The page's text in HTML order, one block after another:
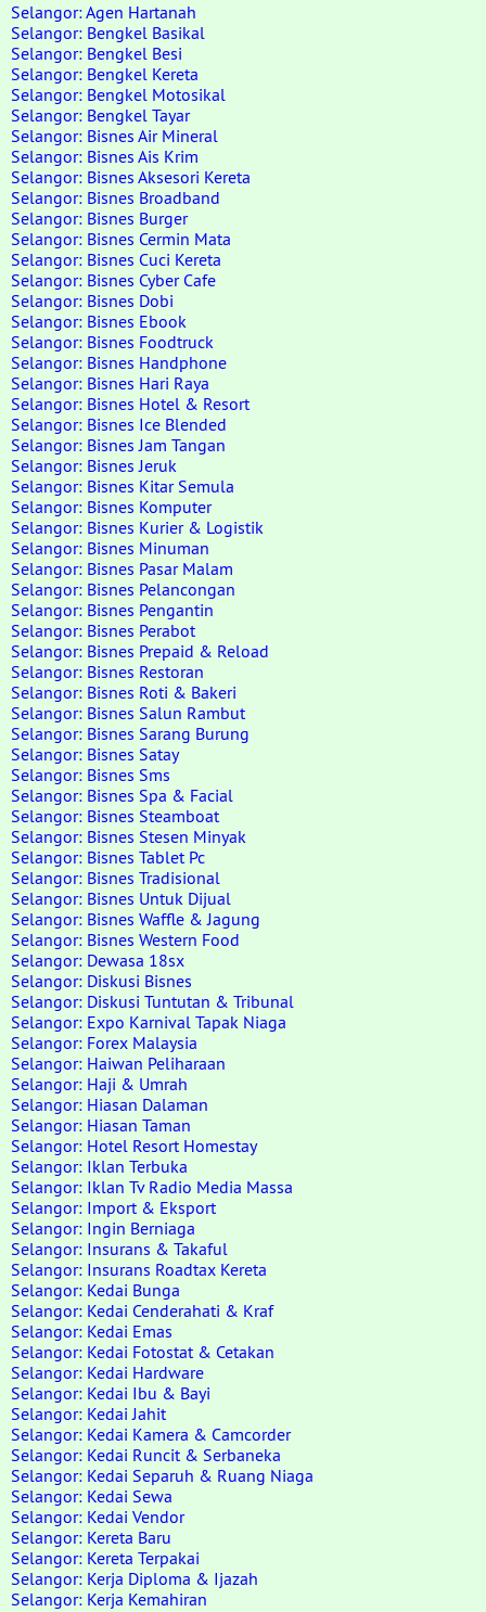
Selangor: Agen Hartanah
Selangor: Bengkel Basikal
Selangor: Bengkel Besi
Selangor: Bengkel Kereta
Selangor: Bengkel Motosikal
Selangor: Bengkel Tayar
Selangor: Bisnes Air Mineral
Selangor: Bisnes Ais Krim
Selangor: Bisnes Aksesori Kereta
Selangor: Bisnes Broadband
Selangor: Bisnes Burger
Selangor: Bisnes Cermin Mata
Selangor: Bisnes Cuci Kereta
Selangor: Bisnes Cyber Cafe
Selangor: Bisnes Dobi
Selangor: Bisnes Ebook
Selangor: Bisnes Foodtruck
Selangor: Bisnes Handphone
Selangor: Bisnes Hari Raya
Selangor: Bisnes Hotel & Resort
Selangor: Bisnes Ice Blended
Selangor: Bisnes Jam Tangan
Selangor: Bisnes Jeruk
Selangor: Bisnes Kitar Semula
Selangor: Bisnes Komputer
Selangor: Bisnes Kurier & Logistik
Selangor: Bisnes Minuman
Selangor: Bisnes Pasar Malam
Selangor: Bisnes Pelancongan
Selangor: Bisnes Pengantin
Selangor: Bisnes Perabot
Selangor: Bisnes Prepaid & Reload
Selangor: Bisnes Restoran
Selangor: Bisnes Roti & Bakeri
Selangor: Bisnes Salun Rambut
Selangor: Bisnes Sarang Burung
Selangor: Bisnes Satay
Selangor: Bisnes Sms
Selangor: Bisnes Spa & Facial
Selangor: Bisnes Steamboat
Selangor: Bisnes Stesen Minyak
Selangor: Bisnes Tablet Pc
Selangor: Bisnes Tradisional
Selangor: Bisnes Untuk Dijual
Selangor: Bisnes Waffle & Jagung
Selangor: Bisnes Western Food
Selangor: Dewasa 18sx
Selangor: Diskusi Bisnes
Selangor: Diskusi Tuntutan & Tribunal
Selangor: Expo Karnival Tapak Niaga
Selangor: Forex Malaysia
Selangor: Haiwan Peliharaan
Selangor: Haji & Umrah
Selangor: Hiasan Dalaman
Selangor: Hiasan Taman
Selangor: Hotel Resort Homestay
Selangor: Iklan Terbuka
Selangor: Iklan Tv Radio Media Massa
Selangor: Import & Eksport
Selangor: Ingin Berniaga
Selangor: Insurans & Takaful
Selangor: Insurans Roadtax Kereta
Selangor: Kedai Bunga
Selangor: Kedai Cenderahati & Kraf
Selangor: Kedai Emas
Selangor: Kedai Fotostat & Cetakan
Selangor: Kedai Hardware
Selangor: Kedai Ibu & Bayi
Selangor: Kedai Jahit
Selangor: Kedai Kamera & Camcorder
Selangor: Kedai Runcit & Serbaneka
Selangor: Kedai Separuh & Ruang Niaga
Selangor: Kedai Sewa
Selangor: Kedai Vendor
Selangor: Kereta Baru
Selangor: Kereta Terpakai
Selangor: Kerja Diploma & Ijazah
Selangor: Kerja Kemahiran